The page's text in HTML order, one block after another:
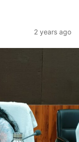
2 years ago